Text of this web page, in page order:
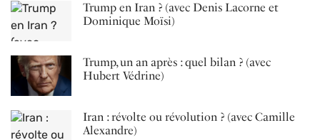
Trump en Iran ? (avec Denis Lacorne et
Dominique Moïsi)
Trump, un an après : quel bilan ? (avec
Hubert Védrine)
Iran : révolte ou révolution ? (avec Camille
Alexandre)